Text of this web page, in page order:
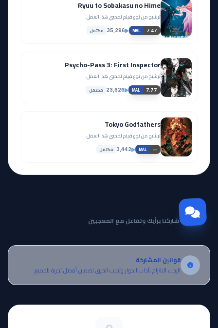
Ryuu to Sobakasu no Hime
ترشيح من نوع فيلم لمحبي هذا العمل.
MAL 7.47
35,296 مكتمل
Psycho-Pass 3: First Inspector
ترشيح من نوع فيلم لمحبي هذا العمل.
MAL 7.77
23,626 مكتمل
Tokyo Godfathers
ترشيح من نوع فيلم لمحبي هذا العمل.
MAL —
3,442 مكتمل
مجتمع Otanyuu
شاركنا برأيك وتفاعل مع المعجبين
قوانين المشاركة
الرجاء الالتزام بآداب الحوار وتجنب الحرق لضمان أفضل تجربة للجميع.